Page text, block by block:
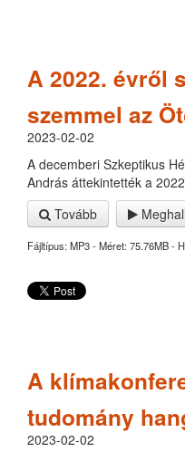
A 2022. évről
szemmel az
2023-02-02
A decemberi Szkeptikus
András áttekintették a
Tovább
Fájltípus: MP3 - Méret: 75.76MB -
A
tudomány
2023-02-02